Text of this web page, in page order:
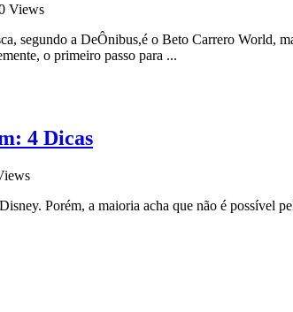
Views
segundo a DeÔnibus,é o Beto Carrero World,
o primeiro passo para ...
4 Dicas
Porém, a maioria acha que não é